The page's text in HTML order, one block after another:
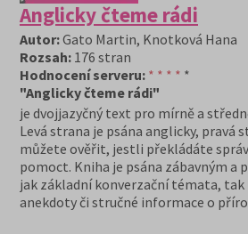
Anglicky čteme rádi
Autor:Gato Martin, Knotková Hana
Rozsah: 176 stran
Hodnocení serveru: * * * * *
"Anglicky čteme rádi"
je dvojjazyčný text pro mírně a
Levá strana je psána anglicky, pravá
můžete ověřit, jestli překládáte
pomoct. Kniha je psána zábavným a
jak základní konverzační témata, tak
anekdoty či stručné informace o